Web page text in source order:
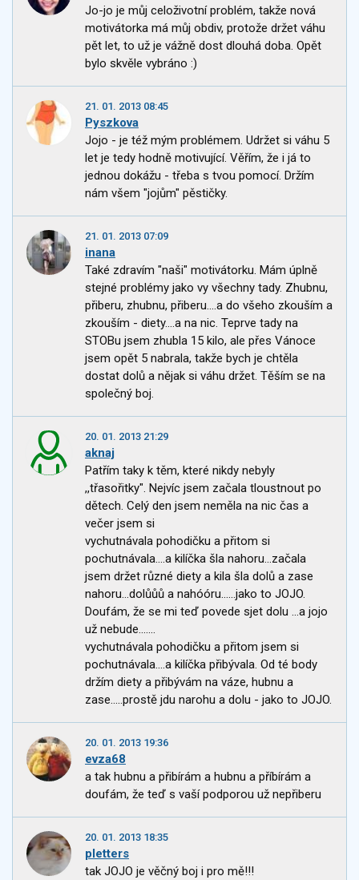
Jo-jo je můj celoživotní problém, takže nová
motivátorka má můj obdiv, protože držet váhu
pět let, to už je vážně dost dlouhá doba. Opět
bylo skvěle vybráno :)
21. 01. 2013 08:45
Pyszkova
Jojo - je též mým problémem. Udržet si váhu 5
let je tedy hodně motivující. Věřím, že i já to
jednou dokážu - třeba s tvou pomocí. Držím
nám všem "jojům" pěstičky.
21. 01. 2013 07:09
inana
Také zdravím "naši" motivátorku. Mám úplně
stejné problémy jako vy všechny tady. Zhubnu,
přiberu, zhubnu, přiberu....a do všeho zkouším a
zkouším - diety....a na nic. Teprve tady na
STOBu jsem zhubla 15 kilo, ale přes Vánoce
jsem opět 5 nabrala, takže bych je chtěla
dostat dolů a nějak si váhu držet. Těším se na
společný boj.
20. 01. 2013 21:29
aknaj
Patřím taky k těm, které nikdy nebyly
,,třasořitky". Nejvíc jsem začala tloustnout po
dětech. Celý den jsem neměla na nic čas a
večer jsem si
vychutnávala pohodičku a přitom si
pochutnávala....a kilíčka šla nahoru...začala
jsem držet různé diety a kila šla dolů a zase
nahoru...dolůůů a nahóóru......jako to JOJO.
Doufám, že se mi teď povede sjet dolu ...a jojo
už nebude.......
vychutnávala pohodičku a přitom jsem si
pochutnávala....a kilíčka přibývala. Od té body
držím diety a přibývám na váze, hubnu a
zase.....prostě jdu narohu a dolu - jako to JOJO.
20. 01. 2013 19:36
evza68
a tak hubnu a přibírám a hubnu a příbírám a
doufám, že teď s vaší podporou už nepřiberu
20. 01. 2013 18:35
pletters
tak JOJO je věčný boj i pro mě!!!